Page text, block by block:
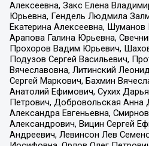
Алексеевна, Закс Елена
Юрьевна, Гендель Людмила
Екатерина Алексеевна, Шуманов
Арапова Галина Юрьевна,
Прохоров Вадим Юрьевич,
Подузов Сергей Васильевич,
Вячеславовна, Литинский
Сергей Маркович, Бахмин
Анатолий Ефимович, Сухих
Петрович, Добровольская Анна
Александра Евгеньевна,
Александрович, Вицин Сергей
Андреевич, Левинсон Лев